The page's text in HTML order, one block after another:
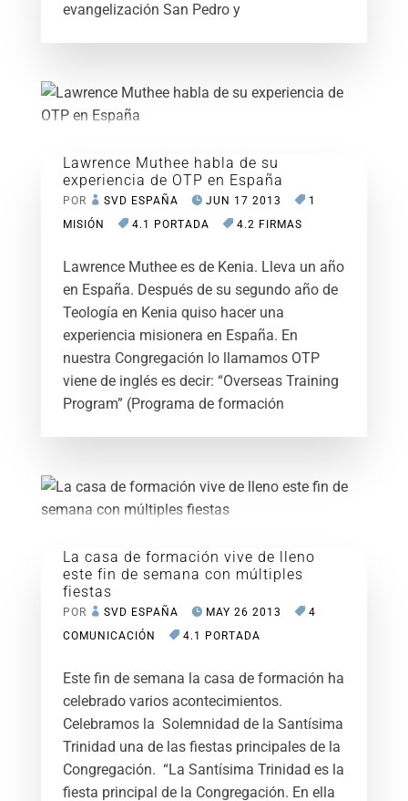
evangelización San Pedro y
Lawrence Muthee habla de su
experiencia de OTP en España
POR SVD ESPAÑA JUN 17 2013
1
MISIÓN
4.1 PORTADA 4.2 FIRMAS
Lawrence Muthee es de Kenia. Lleva un año
en España. Después de su segundo año de
Teología en Kenia quiso hacer una
experiencia misionera en España. En
nuestra Congregación lo llamamos OTP
viene de inglés es decir: “Overseas Training
Program” (Programa de formación
La casa de formación vive de lleno
este fin de semana con múltiples
fiestas
POR SVD ESPAÑA MAY 26 2013
4
COMUNICACIÓN
4.1 PORTADA
Este fin de semana la casa de formación ha
celebrado varios acontecimientos.
Celebramos la Solemnidad de la Santísima
Trinidad una de las fiestas principales de la
Congregación. “La Santísima Trinidad es la
fiesta principal de la Congregación. En ella